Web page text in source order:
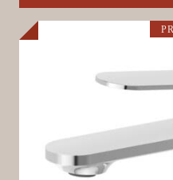
149,80 €.